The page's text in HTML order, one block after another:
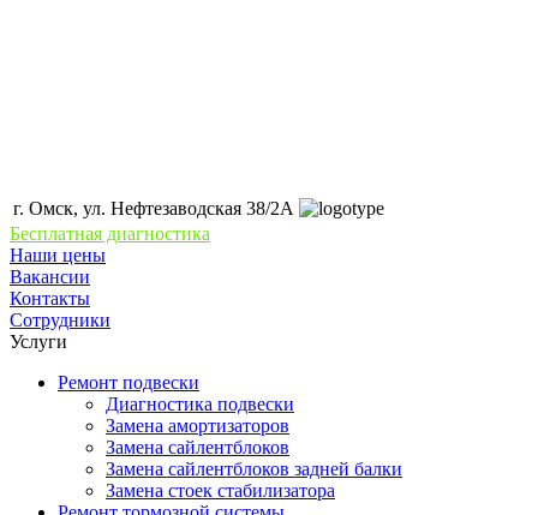
г. Омск, ул. Нефтезаводская 38/2А
Бесплатная диагностика
Наши цены
Вакансии
Контакты
Сотрудники
Услуги
Ремонт подвески
Диагностика подвески
Замена амортизаторов
Замена сайлентблоков
Замена сайлентблоков задней балки
Замена стоек стабилизатора